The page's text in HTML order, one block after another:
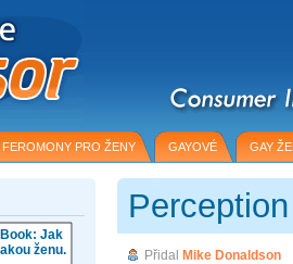
FEROMONY PRO ŽENY GAYOVÉ GAY
Přidal Mike Donaldson
Jak
ženu.